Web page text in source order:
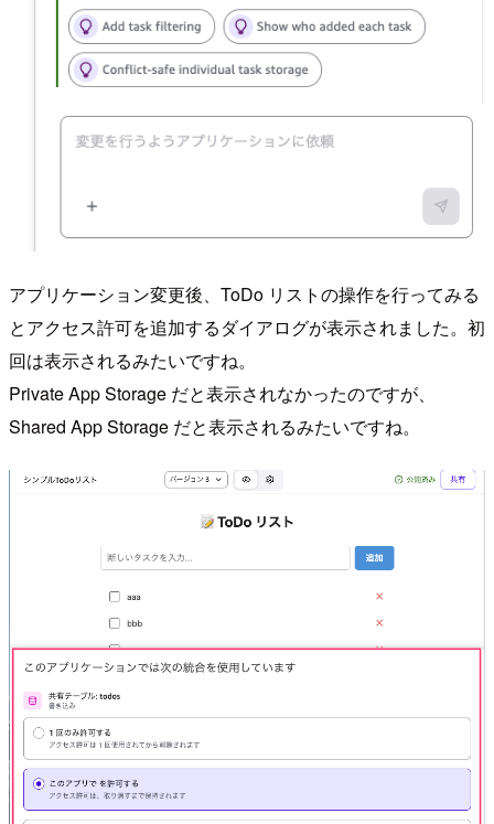
アプリケーション変更後、ToDo リストの操作を行ってみる
とアクセス許可を追加するダイアログが表示されました。初
回は表示されるみたいですね。
Private App Storage だと表示されなかったのですが、
Shared App Storage だと表示されるみたいですね。